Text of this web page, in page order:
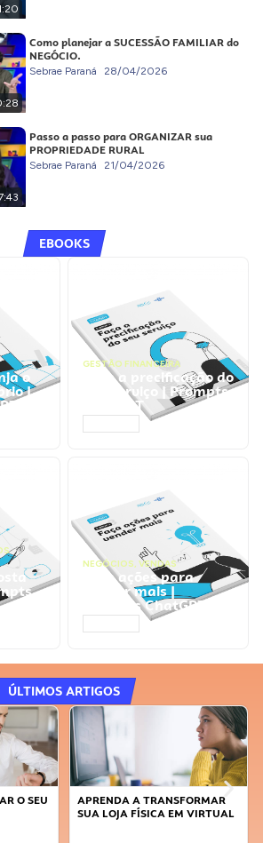
Como planejar a SUCESSÃO FAMILIAR do
NEGÓCIO.
Sebrae Paraná 28/04/2026
Passo a passo para ORGANIZAR sua
PROPRIEDADE RURAL
Sebrae Paraná 21/04/2026
EBOOKS
o
|
GESTÃO FINANCEIRA
Faça a precificação do
seu serviço | Prompts
ChatGPT
NEGÓCIOS, VENDAS
Faça ações para
vender mais |
Prompts ChatGPT
ÚLTIMOS ARTIGOS
O SEU
APRENDA A TRANSFORMAR
SUA LOJA FÍSICA EM VIRTUAL